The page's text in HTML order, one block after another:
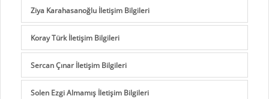
Ziya Karahasanoğlu İletişim Bilgileri
Koray Türk İletişim Bilgileri
Sercan Çınar İletişim Bilgileri
Solen Ezgi Almamış İletişim Bilgileri